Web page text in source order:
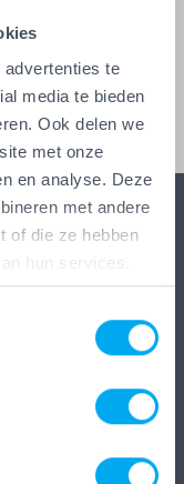
te
media te bieden
Ook delen we
met onze
en analyse. Deze
met andere
of die ze hebben
hun services.
mag het
van vakwerk,
garanties.